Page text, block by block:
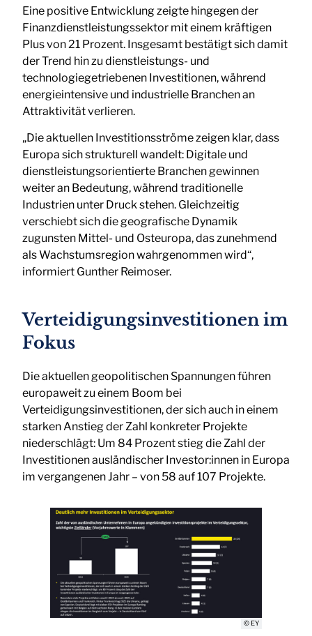
Eine positive Entwicklung zeigte hingegen der
Finanzdienstleistungssektor mit einem kräftigen
Plus von 21 Prozent. Insgesamt bestätigt sich damit
der Trend hin zu dienstleistungs- und
technologiegetriebenen Investitionen, während
energieintensive und industrielle Branchen an
Attraktivität verlieren.
„Die aktuellen Investitionsströme zeigen klar, dass
Europa sich strukturell wandelt: Digitale und
dienstleistungsorientierte Branchen gewinnen
weiter an Bedeutung, während traditionelle
Industrien unter Druck stehen. Gleichzeitig
verschiebt sich die geografische Dynamik
zugunsten Mittel- und Osteuropa, das zunehmend
als Wachstumsregion wahrgenommen wird“,
informiert Gunther Reimoser.
Verteidigungsinvestitionen im
Fokus
Die aktuellen geopolitischen Spannungen führen
europaweit zu einem Boom bei
Verteidigungsinvestitionen, der sich auch in einem
starken Anstieg der Zahl konkreter Projekte
niederschlägt: Um 84 Prozent stieg die Zahl der
Investitionen ausländischer Investor:innen in Europa
im vergangenen Jahr – von 58 auf 107 Projekte.
© EY